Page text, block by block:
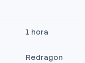
1 hora
Redragon